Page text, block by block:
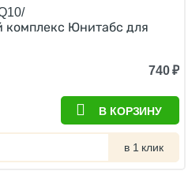
Юнитабс для
740₽
В КОРЗИНУ
в 1 клик